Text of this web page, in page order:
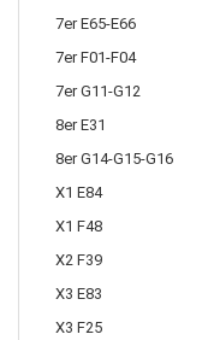
7er E65-E66
7er F01-F04
7er G11-G12
8er E31
8er G14-G15-G16
X1 E84
X1 F48
X2 F39
X3 E83
X3 F25